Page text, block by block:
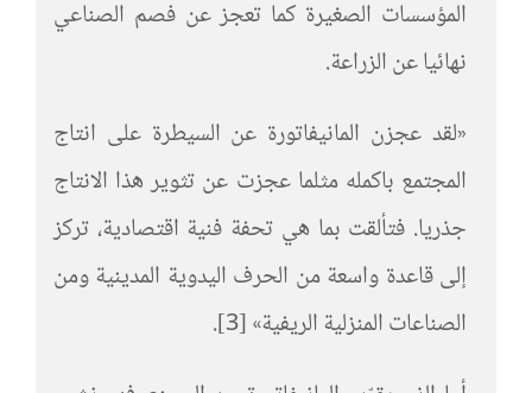
المؤسسات الصغيرة كما تعجز عن فصم الصناعي
نهائيا عن الزراعة.
«لقد عجزن المانيفاتورة عن السيطرة على انتاج
المجتمع باكمله مثلما عجزت عن تثوير هذا الانتاج
جذريا. فتألقت بما هي تحفة فنية اقتصادية، تركز
إلى قاعدة واسعة من الحرف اليدوية المدينية ومن
الصناعات المنزلية الريفية» [3].